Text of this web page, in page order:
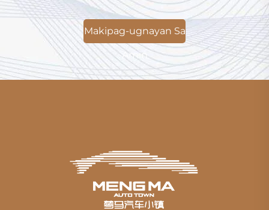
Makipag-ugnayan Sa
Amin